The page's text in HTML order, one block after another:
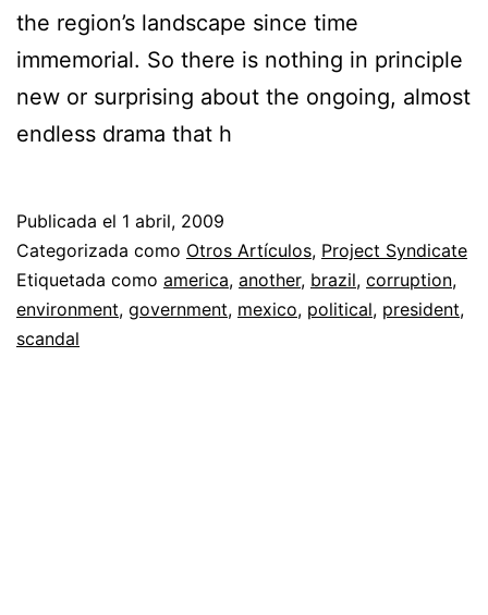
the region’s landscape since time
immemorial. So there is nothing in principle
new or surprising about the ongoing, almost
endless drama that h
Publicada el 1 abril, 2009
Categorizada como Otros Artículos, Project Syndicate
Etiquetada como america, another, brazil, corruption,
environment, government, mexico, political, president,
scandal